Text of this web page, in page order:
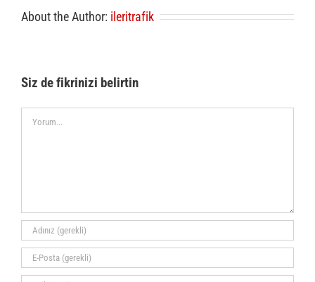
About the Author: ileritrafik
Siz de fikrinizi belirtin
Comment